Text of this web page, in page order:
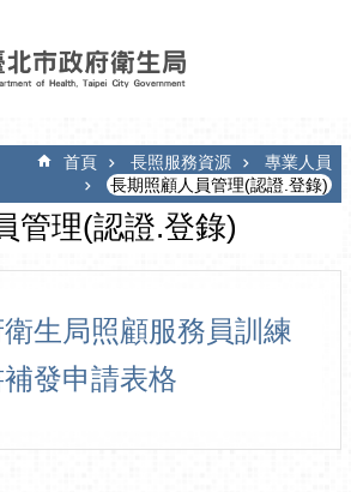
首頁 長照服務資源
專業人員
長期照顧人員管理(認證.登錄)
管理(認證.登錄)
生局照顧服務員訓練
發申請表格